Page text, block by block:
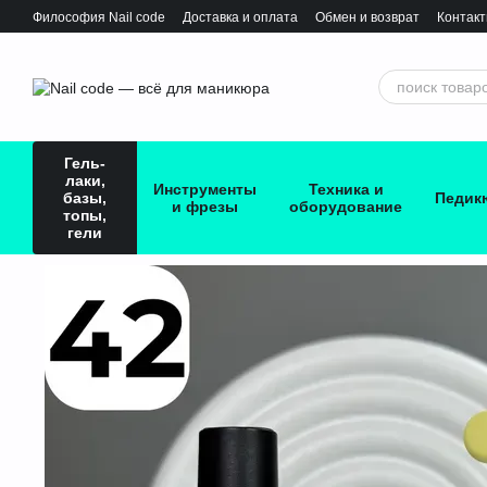
Перейти к основному контенту
Философия Nail сode Доставка и оплата Обмен и возврат
Гель-
лаки,
базы,
топы,
гели
Инструменты
и фрезы
Техника и
оборудование